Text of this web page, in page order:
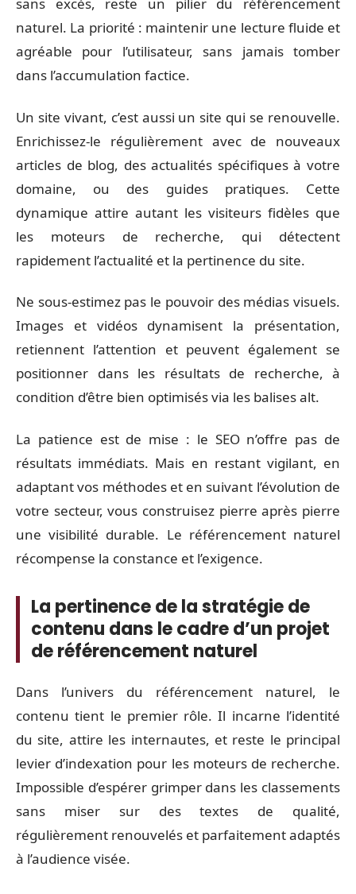
naturel. La priorité : maintenir une lecture fluide et
agréable pour l’utilisateur, sans jamais tomber
dans l’accumulation factice.
Un site vivant, c’est aussi un site qui se renouvelle.
Enrichissez-le régulièrement avec de nouveaux
articles de blog, des actualités spécifiques à votre
domaine, ou des guides pratiques. Cette
dynamique attire autant les visiteurs fidèles que
les moteurs de recherche, qui détectent
rapidement l’actualité et la pertinence du site.
Ne sous-estimez pas le pouvoir des médias visuels.
Images et vidéos dynamisent la présentation,
retiennent l’attention et peuvent également se
positionner dans les résultats de recherche, à
condition d’être bien optimisés via les balises alt.
La patience est de mise : le SEO n’offre pas de
résultats immédiats. Mais en restant vigilant, en
adaptant vos méthodes et en suivant l’évolution de
votre secteur, vous construisez pierre après pierre
une visibilité durable. Le référencement naturel
récompense la constance et l’exigence.
La pertinence de la stratégie de
contenu dans le cadre d’un projet
de référencement naturel
Dans l’univers du référencement naturel, le
contenu tient le premier rôle. Il incarne l’identité
du site, attire les internautes, et reste le principal
levier d’indexation pour les moteurs de recherche.
Impossible d’espérer grimper dans les classements
sans miser sur des textes de qualité,
régulièrement renouvelés et parfaitement adaptés
à l’audience visée.